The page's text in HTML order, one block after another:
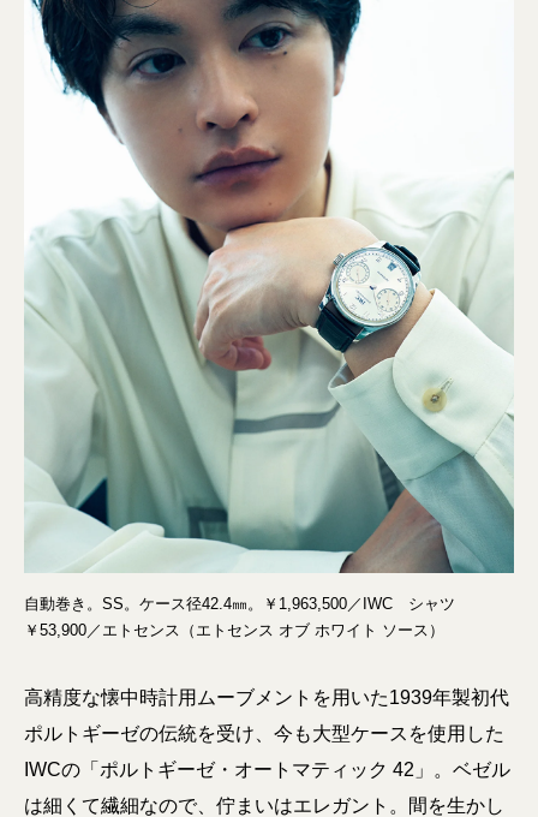
自動巻き。SS。ケース径42.4㎜。￥1,963,500／IWC シャツ
￥53,900／エトセンス（エトセンス オブ ホワイト ソース）
高精度な懐中時計用ムーブメントを用いた1939年製初代
ポルトギーゼの伝統を受け、今も大型ケースを使用した
IWCの「ポルトギーゼ・オートマティック 42」。ベゼル
は細くて繊細なので、佇まいはエレガント。間を生かし